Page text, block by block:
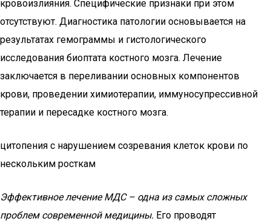
кровоизлияния. Специфические признаки при этом
отсутствуют. Диагностика патологии основывается на
результатах гемограммы и гистологического
исследования биоптата костного мозга. Лечение
заключается в переливании основных компонентов
крови, проведении химиотерапии, иммуносупрессивной
терапии и пересадке костного мозга.
цитопения с нарушением созревания клеток крови по
нескольким росткам
Эффективное лечение МДС – одна из самых сложных
проблем современной медицины. Его проводят